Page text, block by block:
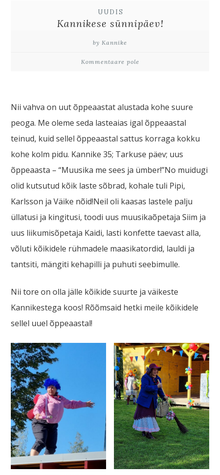
UUDIS
Kannikese sünnipäev!
by Kannike
Kommentaare pole
Nii vahva on uut õppeaastat alustada kohe suure
peoga. Me oleme seda lasteaias igal õppeaastal
teinud, kuid sellel õppeaastal sattus korraga kokku
kohe kolm pidu. Kannike 35; Tarkuse päev; uus
õppeaasta – “Muusika me sees ja ümber!”No muidugi
olid kutsutud kõik laste sõbrad, kohale tuli Pipi,
Karlsson ja Väike nõid!Neil oli kaasas lastele palju
üllatusi ja kingitusi, toodi uus muusikaõpetaja Siim ja
uus liikumisõpetaja Kaidi, lasti konfette taevast alla,
võluti kõikidele rühmadele maasikatordid, lauldi ja
tantsiti, mängiti kehapilli ja puhuti seebimulle.
Nii tore on olla jälle kõikide suurte ja väikeste
Kannikestega koos! Rõõmsaid hetki meile kõikidele
sellel uuel õppeaastal!